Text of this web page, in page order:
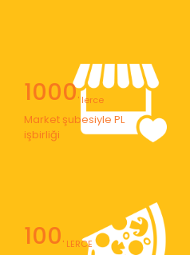
1000' lerce
Market şubesiyle PL
işbirliği
100' LERCE